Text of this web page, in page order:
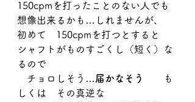
150cpmを打ったことのない人でも
想像出来るかも…しれませんが、
初めて　150cpmを打つとすると
シャフトがものすごくし（短く）な
るので
チョロしそう…
届かなそう
も
しくは　その真逆な